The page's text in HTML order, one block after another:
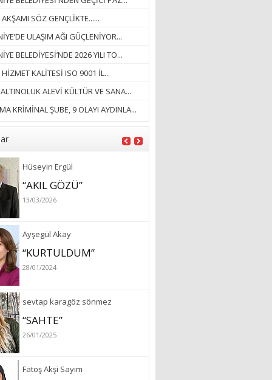
SÖZ GENÇLİKTE......
ULAŞIM AĞI GÜÇLENİYOR...
BELEDİYESİ’NDE 2026 YILI TO...
HİZMET KALİTESİ ISO 9001 İL...
ALEVİ KÜLTÜR VE SANA...
KRİMİNAL ŞUBE, 9 OLAYI AYDINLA...
İlknur Solmaz Çoban
“DOĞANIN GÜLEÇ
ÖZLERKEN…”
23/11/2025
“Ne çok şey oldu
unutulmaması gereken”
Hüseyin Ergül
“AKIL GÖZÜ”
13/03/2026
Ayşegül Akay
“KURTULDUM”
28/01/2024
sevtap karagöz sönmez
“SAHTE”
26/01/2025
Fatoş Akşi Sayım